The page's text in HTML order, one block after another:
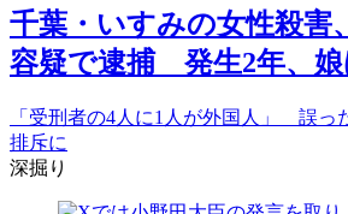
千葉・いすみの女性殺害
容疑で逮捕 発生2年、娘
「受刑者の4人に1人が外国人」 誤っ
排斥に
深掘り